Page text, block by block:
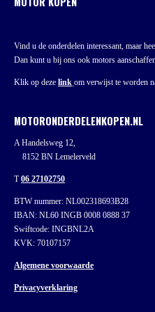
Vind u de onderdelen interessant, maar
Dan kunt u bij ons ook motors
Klik op deze link om verwijst te worden
MOTORONDERDELENKOPEN.NL
A Handelsweg 12,
8152 BN Lemelerveld
T06 27102750
BTW nummer: NL002318693B28
IBAN: NL60 INGB 0008 0888 37
Swiftcode: INGBNL2A
KVK: 70107157
Algemene voorwaarde
Privacyverklaring